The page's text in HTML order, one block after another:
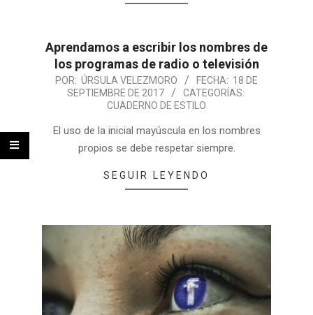
Aprendamos a escribir los nombres de
los programas de radio o televisión
POR: ÚRSULA VELEZMORO FECHA: 18 DE
SEPTIEMBRE DE 2017
CATEGORÍAS:
CUADERNO DE ESTILO
El uso de la inicial mayúscula en los nombres
propios se debe respetar siempre.
SEGUIR LEYENDO